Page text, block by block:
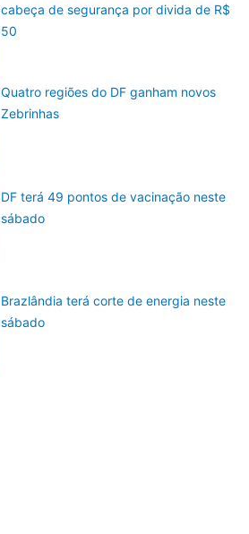
cabeça de segurança por divida de R$
50
Quatro regiões do DF ganham novos
Zebrinhas
DF terá 49 pontos de vacinação neste
sábado
Brazlândia terá corte de energia neste
sábado